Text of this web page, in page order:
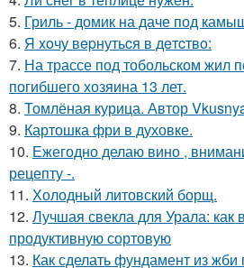
5. Гриль - домик на даче под
6. Я xoчу вepнутьcя в дeтcтвo:
7. На трассе под тобольском жил
погибшего хозяина 13 лет.
8. Томлёная курица. Автор
9. Картошка фри в духовке.
10. Ежегодно делаю вино ,
рецепту -.
11. Холодный литовский борщ.
12. Лучшая свекла для Урала: как
продуктивную сортовую
13. Как сделать фундамент из